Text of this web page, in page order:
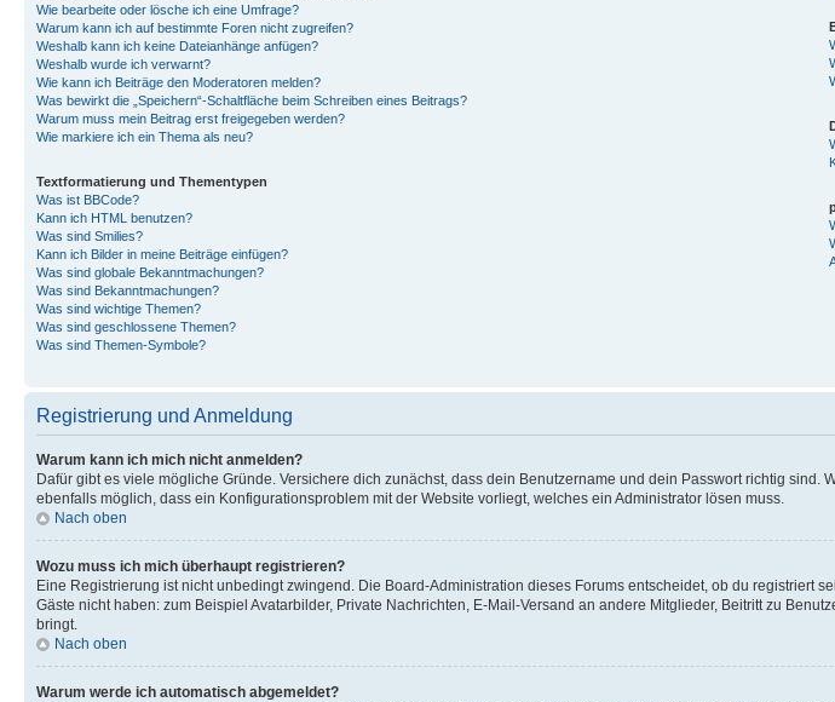
Wie bearbeite oder lösche ich eine Umfrage?
Warum kann ich auf bestimmte Foren nicht zugreifen?
Weshalb kann ich keine Dateianhänge anfügen?
Weshalb wurde ich verwarnt?
Wie kann ich Beiträge den Moderatoren melden?
Was bewirkt die „Speichern“-Schaltfläche beim Schreiben eines Beitrags?
Warum muss mein Beitrag erst freigegeben werden?
Wie markiere ich ein Thema als neu?
Textformatierung und Thementypen
Was ist BBCode?
Kann ich HTML benutzen?
Was sind Smilies?
Kann ich Bilder in meine Beiträge einfügen?
Was sind globale Bekanntmachungen?
Was sind Bekanntmachungen?
Was sind wichtige Themen?
Was sind geschlossene Themen?
Was sind Themen-Symbole?
Registrierung und Anmeldung
Warum kann ich mich nicht anmelden?
Dafür gibt es viele mögliche Gründe. Versichere dich zunächst, dass dein Benutzername und dein Passwort richtig
ebenfalls möglich, dass ein Konfigurationsproblem mit der Website vorliegt, welches ein Administrator lösen muss.
Nach oben
Wozu muss ich mich überhaupt registrieren?
Eine Registrierung ist nicht unbedingt zwingend. Die Board-Administration dieses Forums entscheidet, ob du registriert
Gäste nicht haben: zum Beispiel Avatarbilder, Private Nachrichten, E-Mail-Versand an andere Mitglieder, Beitritt zu
bringt.
Nach oben
Warum werde ich automatisch abgemeldet?